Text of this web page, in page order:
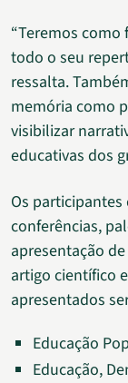
“Teremos
todo o seu
ressalta.
memória como
visibilizar
educativas dos
Os
conferências,
apresentação
artigo científico
apresentados
Educação
Educação,